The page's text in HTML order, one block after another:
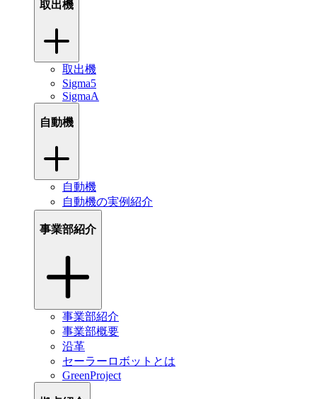
取出機
取出機
Sigma5
SigmaA
自動機
自動機
自動機の実例紹介
事業部紹介
事業部紹介
事業部概要
沿革
セーラーロボットとは
GreenProject